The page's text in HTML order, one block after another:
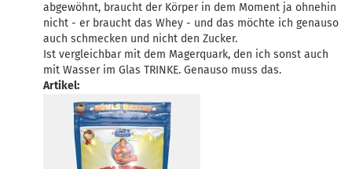
abgewöhnt, braucht der Körper in dem Moment ja ohnehin
nicht - er braucht das Whey - und das möchte ich genauso
auch schmecken und nicht den Zucker.
Ist vergleichbar mit dem Magerquark, den ich sonst auch
mit Wasser im Glas TRINKE. Genauso muss das.
Artikel: